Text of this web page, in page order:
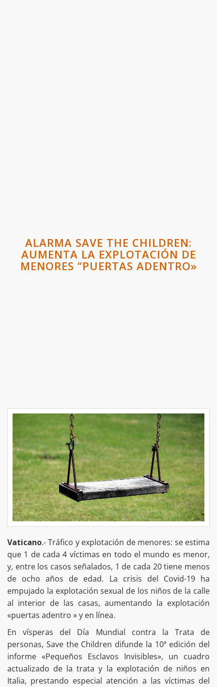
ALARMA SAVE THE CHILDREN:
AUMENTA LA EXPLOTACIÓN DE
MENORES “PUERTAS ADENTRO»
Vaticano.- Tráfico y explotación de menores: se estima
que 1 de cada 4 víctimas en todo el mundo es menor,
y, entre los casos señalados, 1 de cada 20 tiene menos
de ocho años de edad. La crisis del Covid-19 ha
empujado la explotación sexual de los niños de la calle
al interior de las casas, aumentando la explotación
«puertas adentro » y en línea.
En vísperas del Día Mundial contra la Trata de
personas, Save the Children difunde la 10ª edición del
informe «Pequeños Esclavos Invisibles», un cuadro
actualizado de la trata y la explotación de niños en
Italia, prestando especial atención a las víctimas del